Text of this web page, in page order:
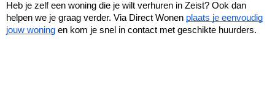
Heb je zelf een woning die je wilt verhuren in Zeist? Ook dan
helpen we je graag verder. Via Direct Wonen plaats je eenvoudig
jouw woning en kom je snel in contact met geschikte huurders.